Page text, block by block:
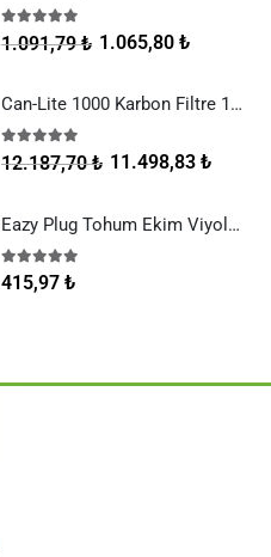
5.00 5 üzerinden
1.091,79₺ 1.065,80 ₺
Can-Lite 1000 Karbon Filtre 1100 m3/h 200 mm
5.00 5 üzerinden
12.187,70₺ 11.498,83 ₺
Eazy Plug Tohum Ekim Viyolü 3.5×3.5×3 cm 12 göz
5.00 5 üzerinden
415,97 ₺